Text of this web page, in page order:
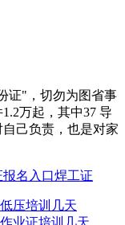
证"，切勿为图省事
万起，其中37 导
己负责，也是对家
名入口焊工证
压培训几天
业证培训几天